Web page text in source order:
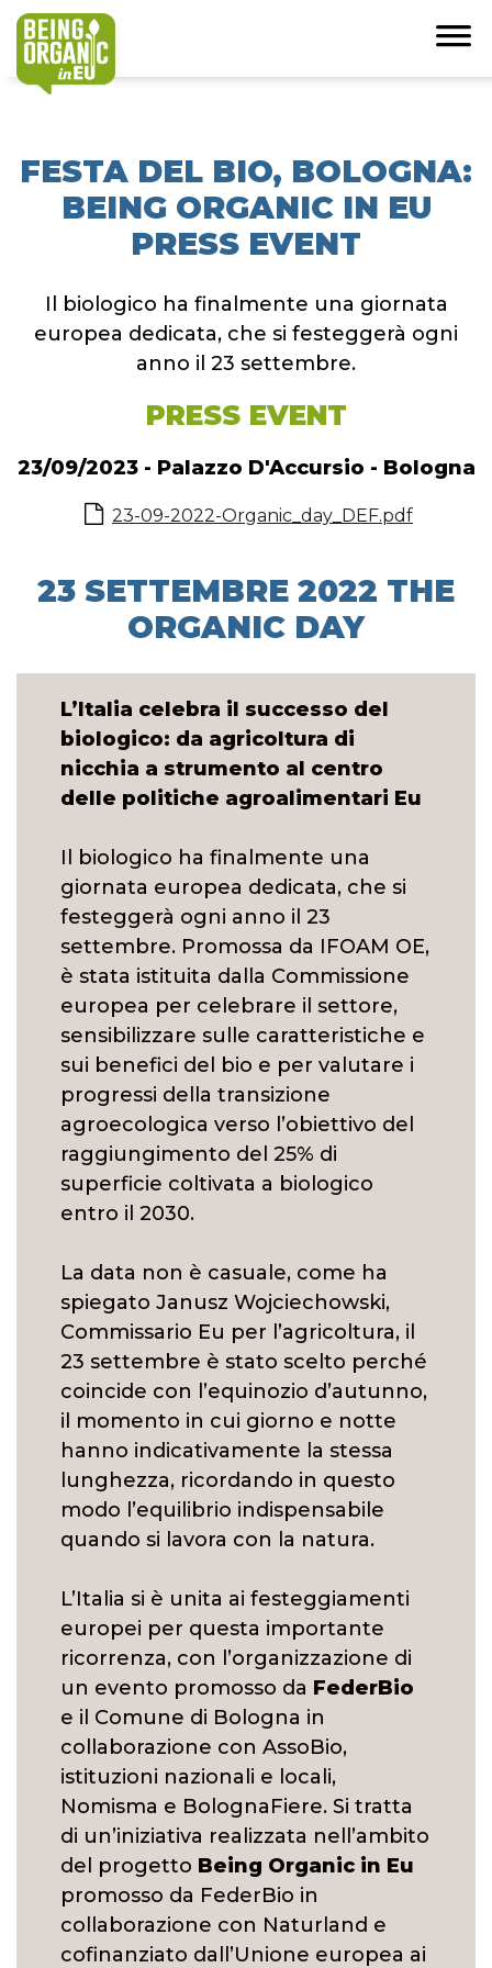
FESTA DEL BIO, BOLOGNA:
BEING ORGANIC IN EU
PRESS EVENT
Il biologico ha finalmente una giornata
europea dedicata, che si festeggerà ogni
anno il 23 settembre.
PRESS EVENT
23/09/2023 - Palazzo D'Accursio - Bologna
23-09-2022-Organic_day_DEF.pdf
23 SETTEMBRE 2022 THE
ORGANIC DAY
L’Italia celebra il successo del
biologico: da agricoltura di
nicchia a strumento al centro
delle politiche agroalimentari Eu
Il biologico ha finalmente una
giornata europea dedicata, che si
festeggerà ogni anno il 23
settembre. Promossa da IFOAM OE,
è stata istituita dalla Commissione
europea per celebrare il settore,
sensibilizzare sulle caratteristiche e
sui benefici del bio e per valutare i
progressi della transizione
agroecologica verso l’obiettivo del
raggiungimento del 25% di
superficie coltivata a biologico
entro il 2030.
La data non è casuale, come ha
spiegato Janusz Wojciechowski,
Commissario Eu per l’agricoltura, il
23 settembre è stato scelto perché
coincide con l’equinozio d’autunno,
il momento in cui giorno e notte
hanno indicativamente la stessa
lunghezza, ricordando in questo
modo l’equilibrio indispensabile
quando si lavora con la natura.
L’Italia si è unita ai festeggiamenti
europei per questa importante
ricorrenza, con l’organizzazione di
un evento promosso da FederBio
e il Comune di Bologna in
collaborazione con AssoBio,
istituzioni nazionali e locali,
Nomisma e BolognaFiere. Si tratta
di un’iniziativa realizzata nell’ambito
del progetto Being Organic in Eu
promosso da FederBio in
collaborazione con Naturland e
cofinanziato dall’Unione europea ai